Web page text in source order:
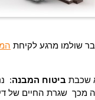
שולמו מרגע לקיחת
שכבת ביטוח המבנה:
מכך שגרת החיים של